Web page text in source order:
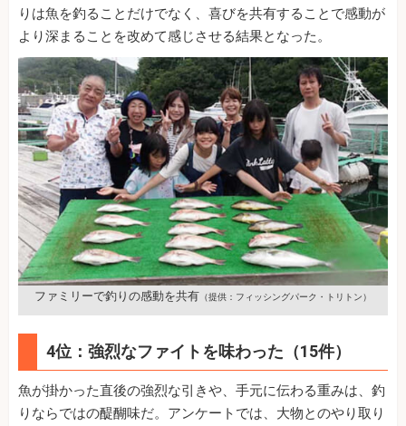
りは魚を釣ることだけでなく、喜びを共有することで感動が
より深まることを改めて感じさせる結果となった。
ファミリーで釣りの感動を共有 （提供：フィッシングパーク・トリトン）
4位：強烈なファイトを味わった（15件）
魚が掛かった直後の強烈な引きや、手元に伝わる重みは、釣
りならではの醍醐味だ。アンケートでは、大物とのやり取り